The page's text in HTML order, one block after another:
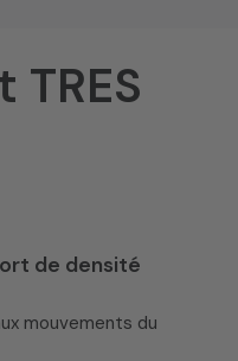
de densité
mouvements du